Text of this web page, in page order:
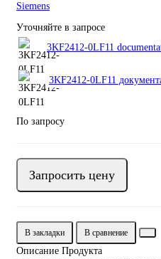
Siemens
Уточняйте в запросе
3KF2412-0LF11
3KF2412-0LF11
По запросу
Запросить цену
В закладки В сравнение
Описание Продукта